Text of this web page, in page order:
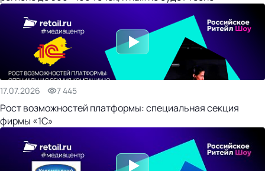
17.07.2026 7 445
Рост возможностей платформы: специальная секция
фирмы «1С»